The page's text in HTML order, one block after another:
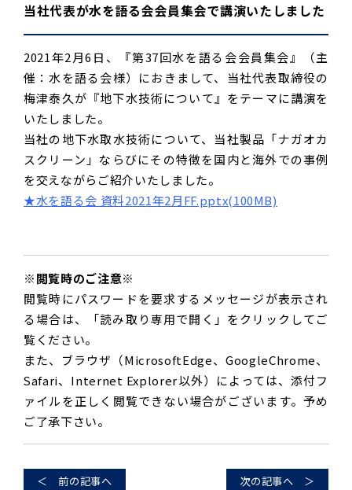
当社代表が水を語る会会員集会で講演いたしました
2021年2月6日、『第37回水を語る会会員集会』（主
催：水を語る会様）におきまして、当社代表取締役の
梅津泰久が『地下水技術について』をテーマに講演を
いたしました。
当社の地下水取水技術について、当社製品「ナガオカ
スクリーン」ならびにその特徴を国内と海外での事例
を交えながらご紹介いたしました。
★水を語る会 資料2021年2月FF.pptx(100MB)
※閲覧時のご注意※
閲覧時にパスワードを要求するメッセージが表示され
る場合は、「読み取り専用で開く」をクリックしてご
覧ください。
また、ブラウザ（MicrosoftEdge、GoogleChrome、
Safari、Internet Explorer以外）によっては、添付フ
ァイルを正しく閲覧できない場合がございます。予め
ご了承下さい。
＜ 前の記事へ 次の記事へ ＞